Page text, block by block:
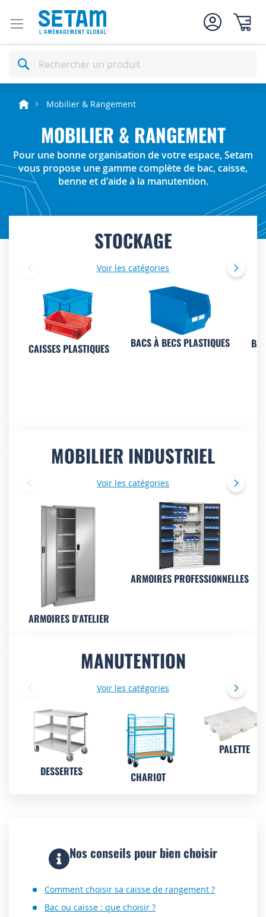
Rechercher
Mobilier & Rangement
MOBILIER & RANGEMENT
Pour une bonne organisation de votre espace, Setam
vous propose une gamme complète de bac, caisse,
benne et d'aide à la manutention.
STOCKAGE
Voir les catégories
CAISSES PLASTIQUES BACS À BECS PLASTIQUES
MOBILIER INDUSTRIEL
Voir les catégories
ARMOIRES D'ATELIER
ARMOIRES PROFESSIONNELLES
MANUTENTION
Voir les catégories
DESSERTES CHARIOT
PALETTE
Nos conseils pour bien choisir
Comment choisir sa caisse de rangement ?
Bac ou caisse : que choisir ?